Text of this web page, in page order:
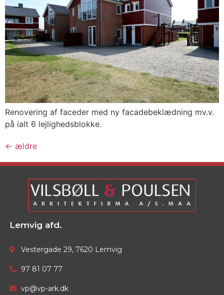
Renovering af faceder med ny facadebeklædning mv.v.
på ialt 6 lejlighedsblokke.
← ældre
Lemvig afd.
Vestergade 29, 7620 Lemvig
97 81 07 77
vp@vp-ark.dk